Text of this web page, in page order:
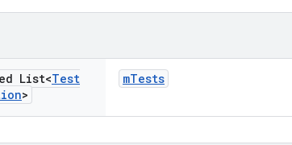
List<Test
>
mTests